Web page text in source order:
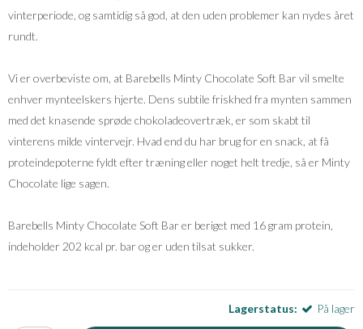
vinterperiode, og samtidig så god, at den uden problemer kan nydes året
rundt.
Vi er overbeviste om, at Barebells Minty Chocolate Soft Bar vil smelte
enhver mynteelskers hjerte. Dens subtile friskhed fra mynten sammen
med det knasende sprøde chokoladeovertræk, er som skabt til
vinterens milde vintervejr. Hvad end du har brug for en snack, at få
proteindepoterne fyldt efter træning eller noget helt tredje, så er Minty
Chocolate lige sagen.
Barebells Minty Chocolate Soft Bar er beriget med 16 gram protein,
indeholder 202 kcal pr. bar og er uden tilsat sukker.
Lagerstatus: På lager